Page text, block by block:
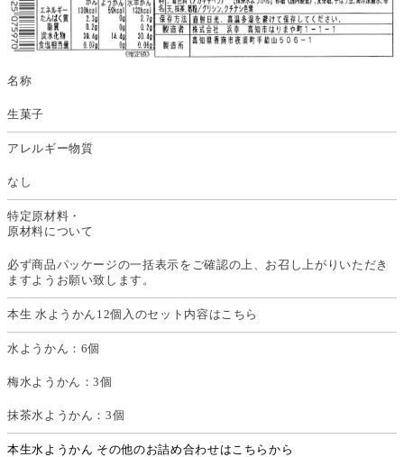
名称
生菓子
アレルギー物質
なし
特定原材料・
原材料について
必ず商品パッケージの一括表示をご確認の上、お召し上がりいただき
ますようお願い致します。
本生 水ようかん12個入のセット内容はこちら
水ようかん：6個
梅水ようかん：3個
抹茶水ようかん：3個
本生水ようかん その他のお詰め合わせはこちらから